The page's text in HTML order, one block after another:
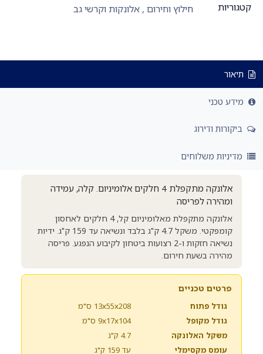
קטגוריות
חילוץ וחירום, אלונקות וקרשי גב
תיאור
מידע טכני
ביקורות ודירוג
מדיניות משלוחים
אלונקה מתקפלת 4 חלקים אלומיניום. קלה, עמידה
ומהירה לפריסה
אלונקה מתקפלת מאלומיניום קל, 4 חלקים לאחסון
קומפקטי. משקל 4.7 ק"ג בלבד ונשיאה עד 159 ק"ג. ידיות
נשיאה חזקות ו-2 רצועות ביטחון לקיבוע הנפגע. פריסה
מהירה בשעת חירום.
פרטים טכניים
גודל פתוח
13x55x208 ס"מ
גודל מקופל
9x17x104 ס"מ
משקל האלונקה
4.7 ק"ג
עומס מקסימלי
עד 159 ק"ג